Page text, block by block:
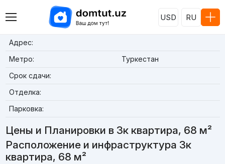
USD RU
Адрес:
Метро:
Туркестан
Срок сдачи:
Отделка:
Парковка:
Цены и Планировки в 3к квартира, 68 м²
Расположение и инфраструктура 3к
квартира, 68 м²